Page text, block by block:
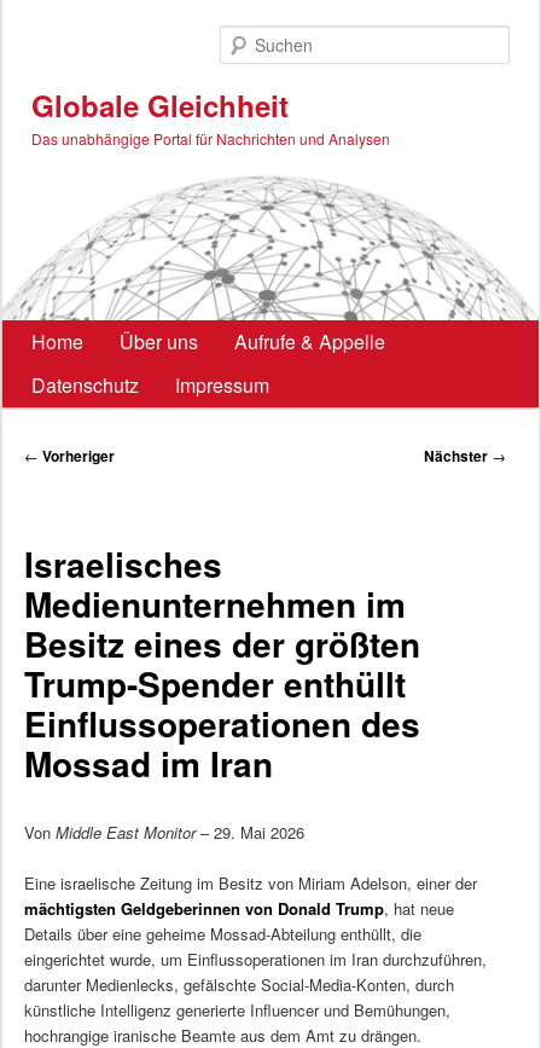
Globale Gleichheit
Das unabhängige Portal für Nachrichten und Analysen
Hauptmenü
Home Über uns
Aufrufe & Appelle
Datenschutz
Impressum
Beitragsnavigation
← Vorheriger Nächster →
Israelisches
Medienunternehmen im
Besitz eines der größten
Trump-Spender enthüllt
Einflussoperationen des
Mossad im Iran
Von Middle East Monitor– 29. Mai 2026
Eine israelische Zeitung im Besitz von Miriam Adelson, einer der
mächtigsten Geldgeberinnen von Donald Trump, hat neue
Details über eine geheime Mossad-Abteilung enthüllt, die
eingerichtet wurde, um Einflussoperationen im Iran durchzuführen,
darunter Medienlecks, gefälschte Social-Media-Konten, durch
künstliche Intelligenz generierte Influencer und Bemühungen,
hochrangige iranische Beamte aus dem Amt zu drängen.